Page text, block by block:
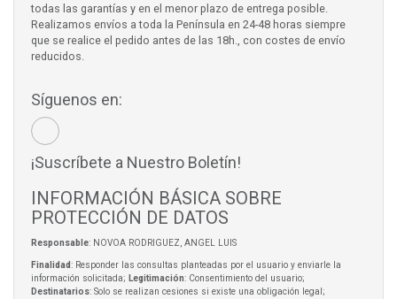
todas las garantías y en el menor plazo de entrega posible.
Realizamos envíos a toda la Península en 24-48 horas siempre
que se realice el pedido antes de las 18h., con costes de envío
reducidos.
Síguenos en:
¡Suscríbete a Nuestro Boletín!
INFORMACIÓN BÁSICA SOBRE
PROTECCIÓN DE DATOS
Responsable: NOVOA RODRIGUEZ, ANGEL LUIS
Finalidad: Responder las consultas planteadas por el usuario y enviarle la
información solicitada; Legitimación: Consentimiento del usuario;
Destinatarios: Solo se realizan cesiones si existe una obligación legal;